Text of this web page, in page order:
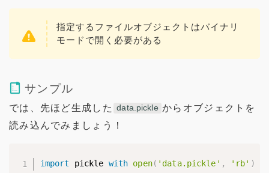
指定するファイルオブジェクトはバイナリ
モードで開く必要がある
サンプル
では、先ほど生成した data.pickle からオブジェクトを
読み込んでみましょう！
import pickle with open( 'data.pickle' , 'rb' )